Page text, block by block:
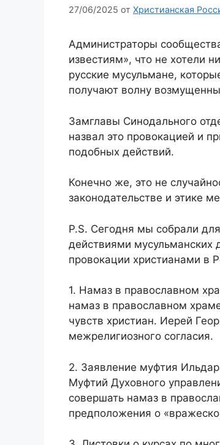
27/06/2025 от Христианская
Администраторы
известиям», что не хотели
русские мусульмане,
получают волну
Замглавы Синодального
назвал это провокацией и
подобных действий.
Конечно же, это не
законодательстве и этике
P.S. Сегодня мы собрали
действиями мусульманских
провокации христианами в
1. Намаз в православном
намаз в православном
чувств христиан. Иерей
межрелигиозного согласия.
2. Заявление муфтия
Муфтий Духовного
совершать намаз в
предположения о